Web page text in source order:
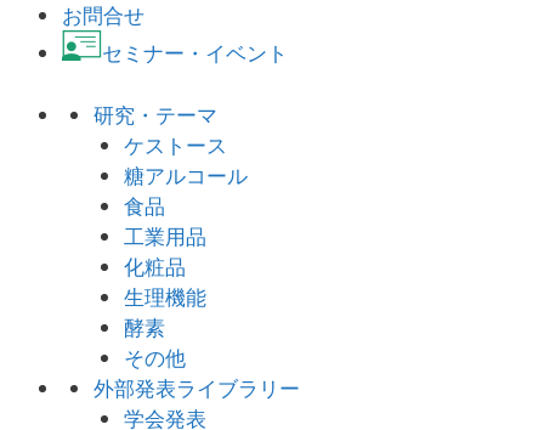
お問合せ
セミナー・イベント
研究・テーマ
ケストース
糖アルコール
食品
工業用品
化粧品
生理機能
酵素
その他
外部発表ライブラリー
学会発表